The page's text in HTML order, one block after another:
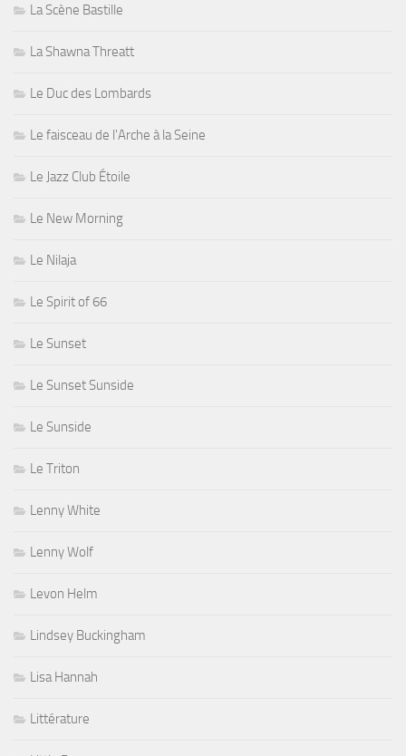
La Scène Bastille
La Shawna Threatt
Le Duc des Lombards
Le faisceau de l'Arche à la Seine
Le Jazz Club Étoile
Le New Morning
Le Nilaja
Le Spirit of 66
Le Sunset
Le Sunset Sunside
Le Sunside
Le Triton
Lenny White
Lenny Wolf
Levon Helm
Lindsey Buckingham
Lisa Hannah
Littérature